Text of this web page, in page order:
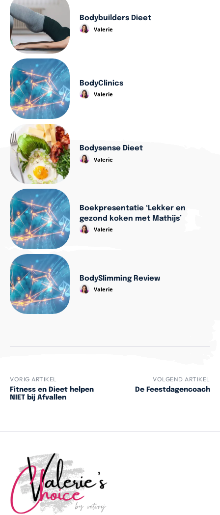
Bodybuilders Dieet
Valerie
BodyClinics
Valerie
Bodysense Dieet
Valerie
Boekpresentatie ‘Lekker en
gezond koken met Mathijs’
Valerie
BodySlimming Review
Valerie
VORIG ARTIKEL
Fitness en Dieet helpen
NIET bij Afvallen
VOLGEND ARTIKEL
De Feestdagencoach